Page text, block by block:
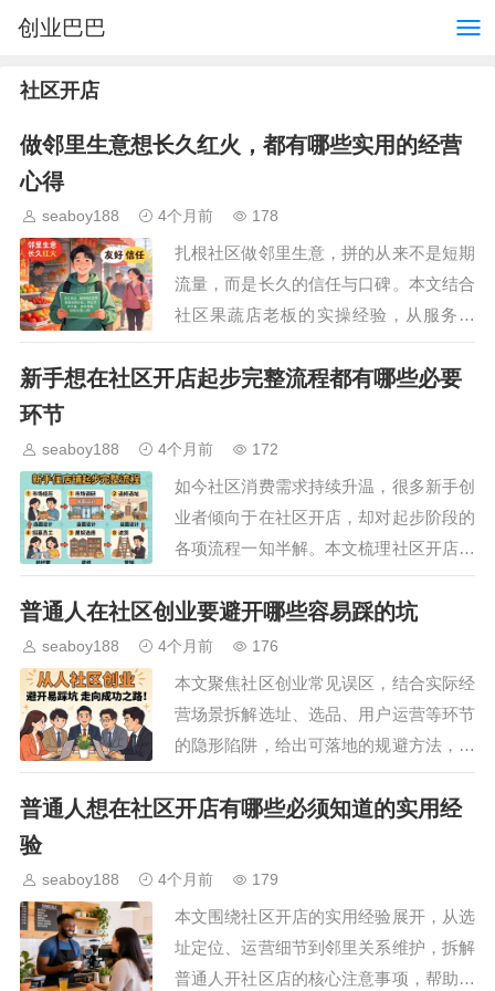
创业巴巴
社区开店
做邻里生意想长久红火，都有哪些实用的经营
心得
seaboy188 4个月前 178
扎根社区做邻里生意，拼的从来不是短期
流量，而是长久的信任与口碑。本文结合
社区果蔬店老板的实操经验，从服务细
节、产品把控、相处边界三个维度，分享
可直接落地的经营心得，帮想开社区店的
新手想在社区开店起步完整流程都有哪些必要
环节
seaboy188 4个月前 172
如今社区消费需求持续升温，很多新手创
业者倾向于在社区开店，却对起步阶段的
各项流程一知半解。本文梳理社区开店从
前期调研到正式开业的全流程步骤，拆解
每个环节的注意事项，帮助新手理清思
路，避开创业初期常见的…
普通人在社区创业要避开哪些容易踩的坑
seaboy188 4个月前 176
本文聚焦社区创业常见误区，结合实际经
营场景拆解选址、选品、用户运营等环节
的隐形陷阱，给出可落地的规避方法，帮
助想要扎根社区的创业者提前扫清障碍，
降低试错成本，提升项目存活率。…
普通人想在社区开店有哪些必须知道的实用经
验
seaboy188 4个月前 179
本文围绕社区开店的实用经验展开，从选
址定位、运营细节到邻里关系维护，拆解
普通人开社区店的核心注意事项，帮助想